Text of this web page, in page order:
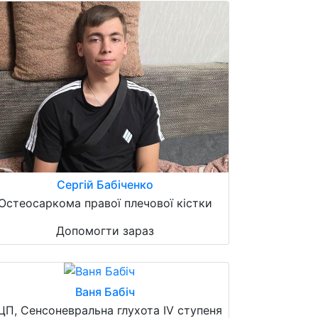
Сергій Бабіченко
правої плечової кістки
Допомогти зараз
Ваня Бабіч
Сенсоневральна глухота IV ступеня